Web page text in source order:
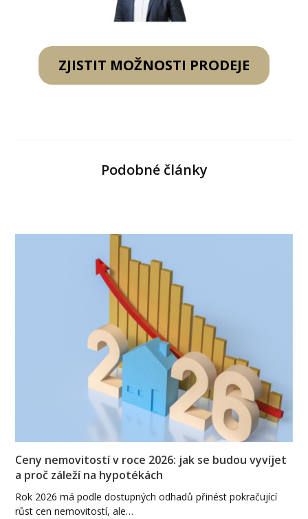
ZJISTIT MOŽNOSTI PRODEJE
Podobné články
Ceny nemovitostí v roce 2026: jak se budou vyvíjet
a proč záleží na hypotékách
Rok 2026 má podle dostupných odhadů přinést pokračující
růst cen nemovitostí, ale…